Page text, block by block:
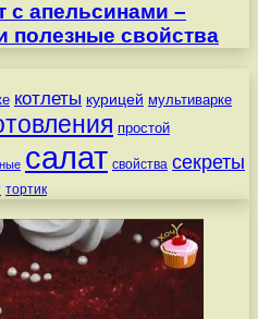
с апельсинами –
полезные свойства
котлеты курицей мультиварке
простой
салат свойства секреты
тортик